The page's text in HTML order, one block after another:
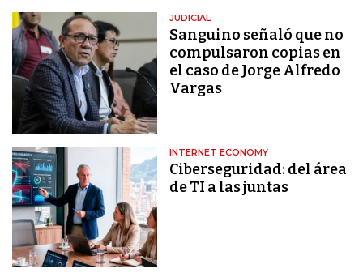
JUDICIAL
Sanguino señaló que no
compulsaron copias en
el caso de Jorge Alfredo
Vargas
INTERNET ECONOMY
Ciberseguridad: del área
de TI a las juntas